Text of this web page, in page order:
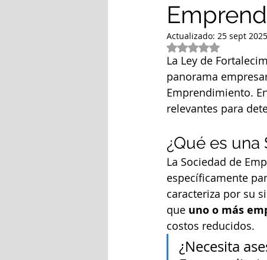
Actualizado: 25 sept 2025
Obtuvo NaN de 5
La Ley de
panorama
Emprendimiento.
relevantes para
¿Qué es
La Sociedad de
específicamente
caracteriza por su
que uno o más
costos reducidos.
¿Necesita